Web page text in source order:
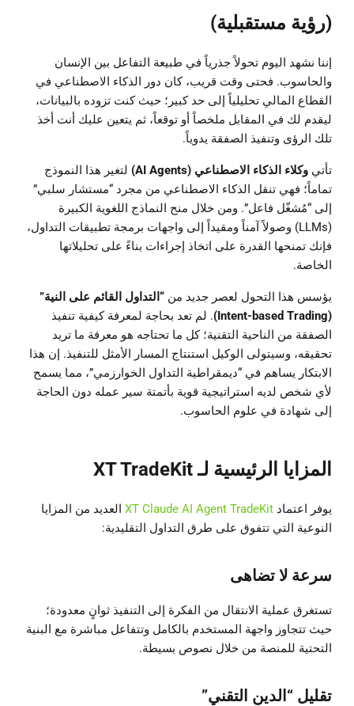
(رؤية مستقبلية)
إننا نشهد اليوم تحولاً جذرياً في طبيعة التفاعل بين الإنسان
والحاسوب. فحتى وقت قريب، كان دور الذكاء الاصطناعي في
القطاع المالي تحليلياً إلى حد كبير؛ حيث كنت تزوده بالبيانات،
ليقدم لك في المقابل ملخصاً أو توقعاً، ثم يتعين عليك أنت أخذ
تلك الرؤى وتنفيذ الصفقة يدوياً.
تأتي وكلاء الذكاء الاصطناعي (AI Agents)
لتغير هذا النموذج
تماماً؛ فهي تنقل الذكاء الاصطناعي من مجرد “مستشار سلبي”
إلى “مُشغّل فاعل”. ومن خلال منح النماذج اللغوية الكبيرة
(LLMs) وصولاً آمناً ومقيداً إلى واجهات برمجة تطبيقات التداول،
فإنك تمنحها القدرة على اتخاذ إجراءات بناءً على تحليلاتها
الخاصة.
يؤسس هذا التحول لعصر جديد من “التداول القائم على النية”
(Intent-based Trading)
. لم تعد بحاجة لمعرفة كيفية تنفيذ
الصفقة من الناحية التقنية؛ كل ما تحتاجه هو معرفة ما تريد
تحقيقه، وسيتولى الوكيل استنتاج المسار الأمثل للتنفيذ. إن هذا
الابتكار يساهم في “ديمقراطية التداول الخوارزمي”، مما يسمح
لأي شخص لديه استراتيجية قوية بأتمتة سير عمله دون الحاجة
إلى شهادة في علوم الحاسوب.
المزايا الرئيسية لـ XT TradeKit
يوفر اعتماد XT Claude AI Agent TradeKit العديد من المزايا
النوعية التي تتفوق على طرق التداول التقليدية:
سرعة لا تضاهى
تستغرق عملية الانتقال من الفكرة إلى التنفيذ ثوانٍ معدودة؛
حيث تتجاوز واجهة المستخدم بالكامل وتتفاعل مباشرة مع البنية
التحتية للمنصة من خلال نصوص بسيطة.
تقليل “الدين التقني”